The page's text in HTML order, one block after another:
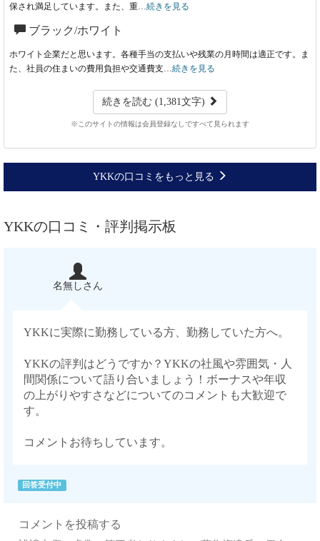
保され満足しています。また、重…続きを見る
ブラック/ホワイト
ホワイト企業だと思います。各種手当の支払いや残業の月時間は適正です。ま
た、社員の住まいの費用負担や交通費支…続きを見る
続きを読む (1,381文字)
※このサイトの情報は会員登録なしですべて見られます
YKKの口コミをもっと見る
YKKの口コミ・評判掲示板
名無しさん
YKKに実際に勤務している方、勤務していた方へ。
YKKの評判はどうですか？YKKの社風や雰囲気・人
間関係について語り合いましょう！ボーナスや年収
の上がりやすさなどについてのコメントも大歓迎で
す。
コメントお待ちしています。
回答受付中
コメントを投稿する